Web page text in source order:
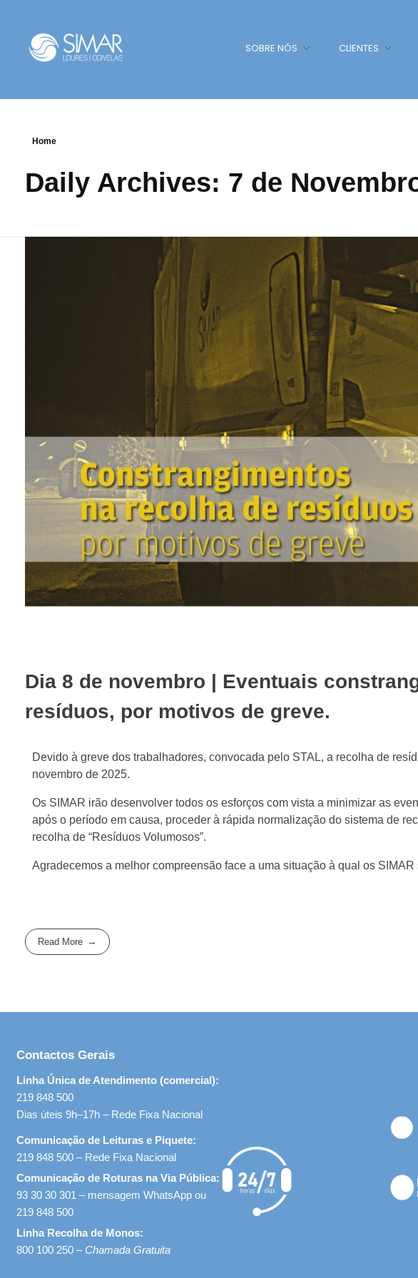
SOBRE NÓS CLIENTES
Home
Daily Archives: 7 de
Dia 8 de novembro | Eventuais
resíduos, por motivos de greve.
Devido à greve dos trabalhadores, convocada pelo STAL, a recolha de
novembro de 2025.
Os SIMAR irão desenvolver todos os esforços com vista a minimizar as
após o período em causa, proceder à rápida normalização do sistema de
recolha de “Resíduos Volumosos”.
Agradecemos a melhor compreensão face a uma situação à qual os SIMAR
Read More
Contactos Gerais
Linha Única de Atendimento (comercial):
219 848 500
Dias úteis 9h–17h – Rede Fixa Nacional
Comunicação de Leituras e Piquete:
219 848 500 – Rede Fixa Nacional
Comunicação de Roturas na Via Pública:
93 30 30 301 – mensagem WhatsApp ou
219 848 500
Linha Recolha de Monos:
800 100 250 – Chamada Gratuita